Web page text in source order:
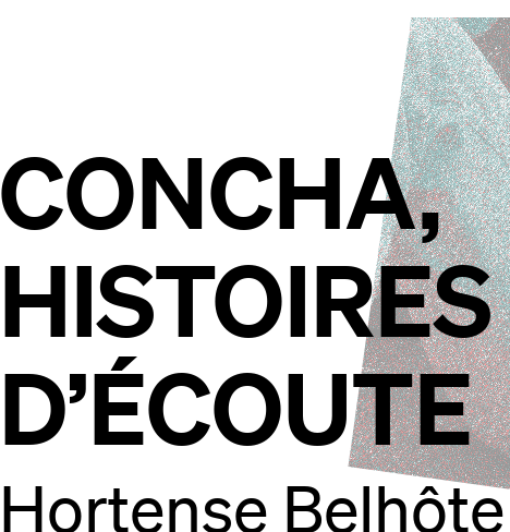
CONCHA,
HISTOIRES
D’ÉCOUTE
Hortense